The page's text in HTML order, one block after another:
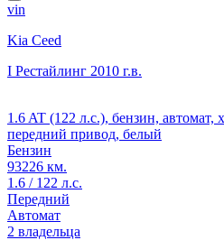
vin
Kia Ceed
I Рестайлинг 2010 г.в.
1.6 AT (122 л.с.), бензин, автомат,
передний привод, белый
Бензин
93226 км.
1.6 / 122 л.с.
Передний
Автомат
2 владельца